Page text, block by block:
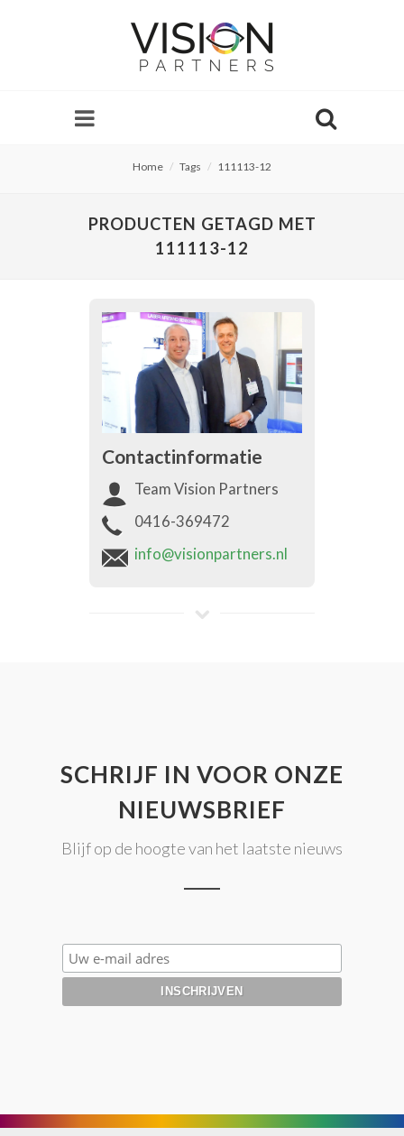
Home Tags 111113-12
PRODUCTEN GETAGD MET
111113-12
Contactinformatie
Team Vision Partners
0416-369472
info@visionpartners.nl
SCHRIJF IN VOOR ONZE
NIEUWSBRIEF
Blijf op de hoogte van het laatste nieuws